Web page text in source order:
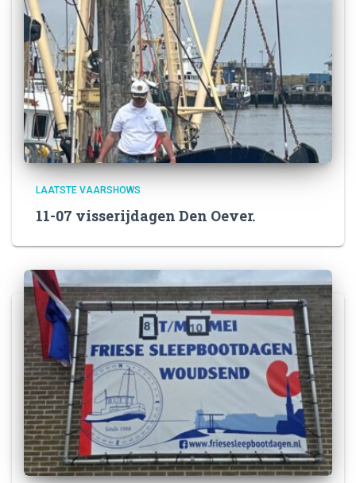
LAATSTE VAARSHOWS
11-07 visserijdagen Den Oever.